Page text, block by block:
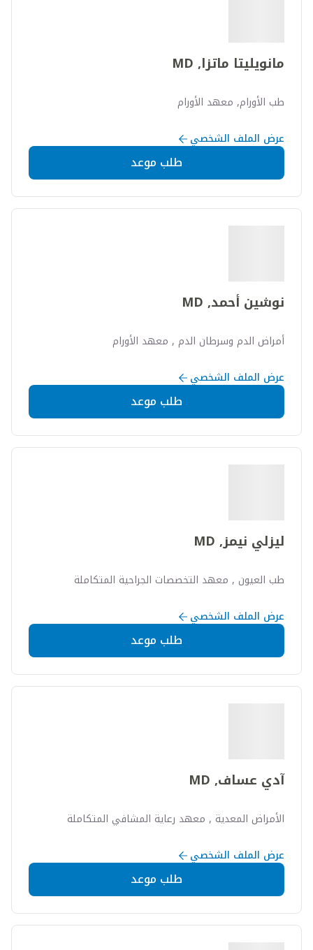
مانويليتا ماتزا, MD
طب الأورام, معهد الأورام
عرض الملف الشخصي
طلب موعد
نوشين أحمد, MD
أمراض الدم وسرطان الدم , معهد الأورام
عرض الملف الشخصي
طلب موعد
ليزلي نيمز, MD
طب العيون , معهد التخصصات الجراحية المتكاملة
عرض الملف الشخصي
طلب موعد
آدي عساف, MD
الأمراض المعدية , معهد رعاية المشافي المتكاملة
عرض الملف الشخصي
طلب موعد